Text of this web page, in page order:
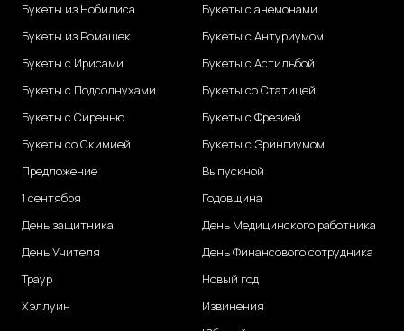
Букеты из Нобилиса
Букеты из Ромашек
Букеты с Ирисами
Букеты с Подсолнухами
Букеты с Сиренью
Букеты со Скимией
Предложение
1 сентября
День защитника
День Учителя
Траур
Хэллуин
Букеты с анемонами
Букеты с Антуриумом
Букеты с Астильбой
Букеты со Статицей
Букеты с Фрезией
Букеты с Эрингиумом
Выпускной
Годовщина
День Медицинского работника
День Финансового сотрудника
Новый год
Извинения